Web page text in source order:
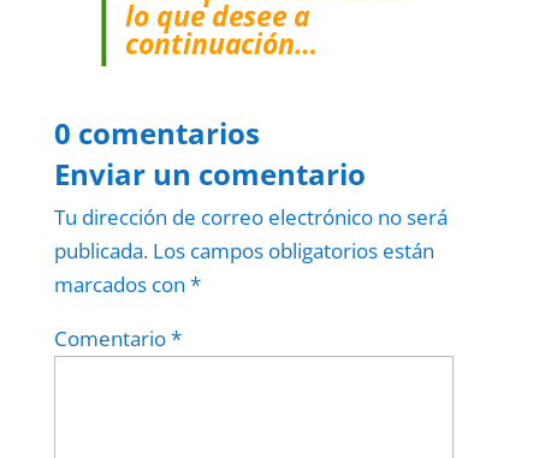
lo que desee a
continuación…
0 comentarios
Enviar un comentario
Tu dirección de correo electrónico no será
publicada. Los campos obligatorios están
marcados con *
Comentario*